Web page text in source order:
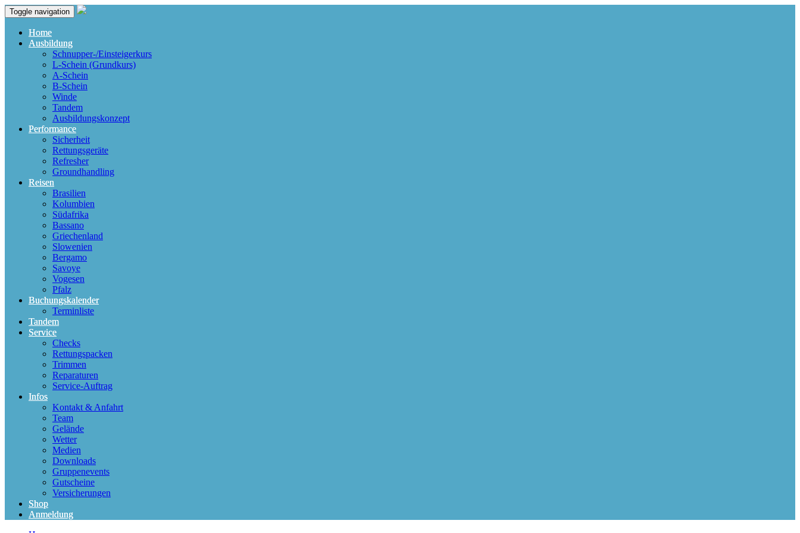
Toggle navigation
Home
Ausbildung
Schnupper-/Einsteigerkurs
L-Schein (Grundkurs)
A-Schein
B-Schein
Winde
Tandem
Ausbildungskonzept
Performance
Sicherheit
Rettungsgeräte
Refresher
Groundhandling
Reisen
Brasilien
Kolumbien
Südafrika
Bassano
Griechenland
Slowenien
Bergamo
Savoye
Vogesen
Pfalz
Buchungskalender
Terminliste
Tandem
Service
Checks
Rettungspacken
Trimmen
Reparaturen
Service-Auftrag
Infos
Kontakt & Anfahrt
Team
Gelände
Wetter
Medien
Downloads
Gruppenevents
Gutscheine
Versicherungen
Shop
Anmeldung